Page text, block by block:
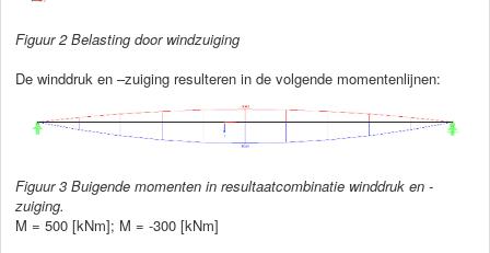
Figuur 2 Belasting door windzuiging
De winddruk en –zuiging resulteren in de volgende momentenlijnen:
Figuur 3 Buigende momenten in resultaatcombinatie winddruk en -
zuiging.
M = 500 [kNm]; M = -300 [kNm]